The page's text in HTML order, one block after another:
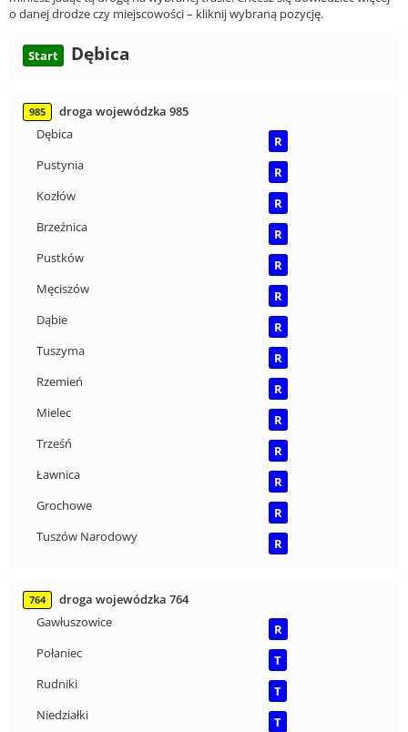
o danej drodze czy miejscowości – kliknij wybraną pozycję.
Start Dębica
985
droga wojewódzka 985
Dębica
R
Pustynia
R
Kozłów
R
Brzeźnica
R
Pustków
R
Męciszów
R
Dąbie
R
Tuszyma
R
Rzemień
R
Mielec
R
Trześń
R
Ławnica
R
Grochowe
R
Tuszów Narodowy
R
764
droga wojewódzka 764
Gawłuszowice
R
Połaniec
T
Rudniki
T
Niedziałki
T